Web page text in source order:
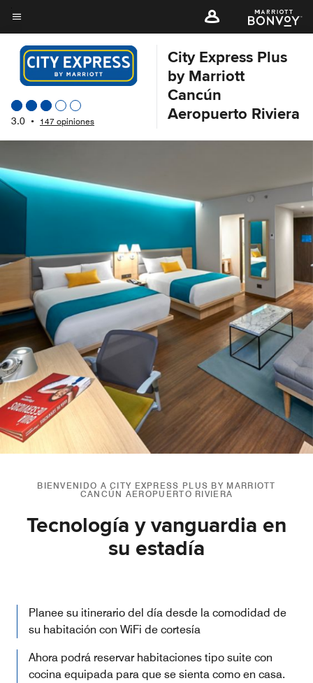
Skip
to
main
content
Texto del menú
3.0 • 147 opiniones
City Express Plus
by Marriott
Cancún
Aeropuerto Riviera
BIENVENIDO A CITY EXPRESS PLUS BY MARRIOTT
CANCÚN AEROPUERTO RIVIERA
Tecnología y vanguardia en
su estadía
Planee su itinerario del día desde la comodidad de
su habitación con WiFi de cortesía
Ahora podrá reservar habitaciones tipo suite con
cocina equipada para que se sienta como en casa.